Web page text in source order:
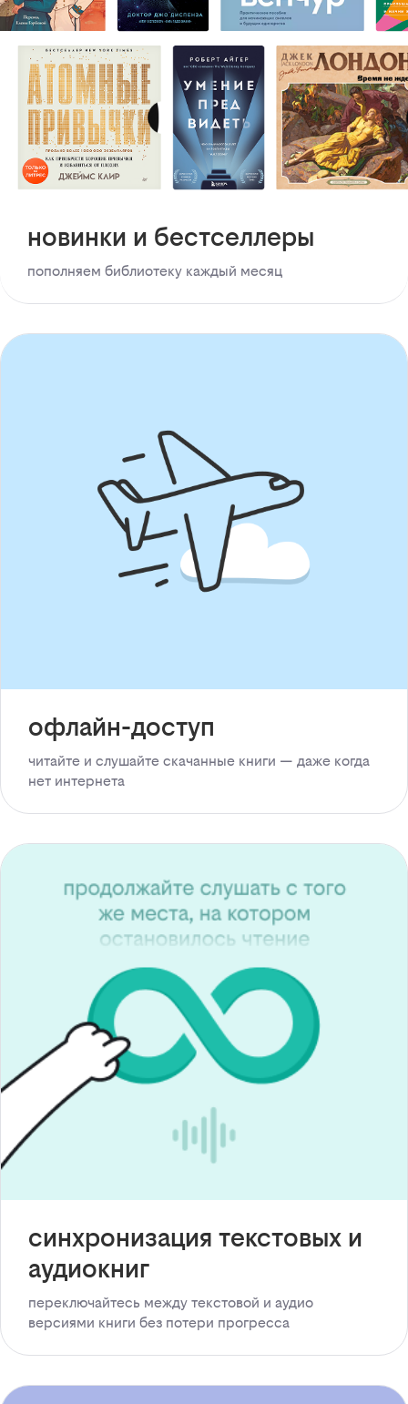
новинки и бестселлеры
пополняем библиотеку каждый месяц
офлайн-доступ
читайте и слушайте скачанные книги — даже когда
нет интернета
синхронизация текстовых и
аудиокниг
переключайтесь между текстовой и аудио
версиями книги без потери прогресса